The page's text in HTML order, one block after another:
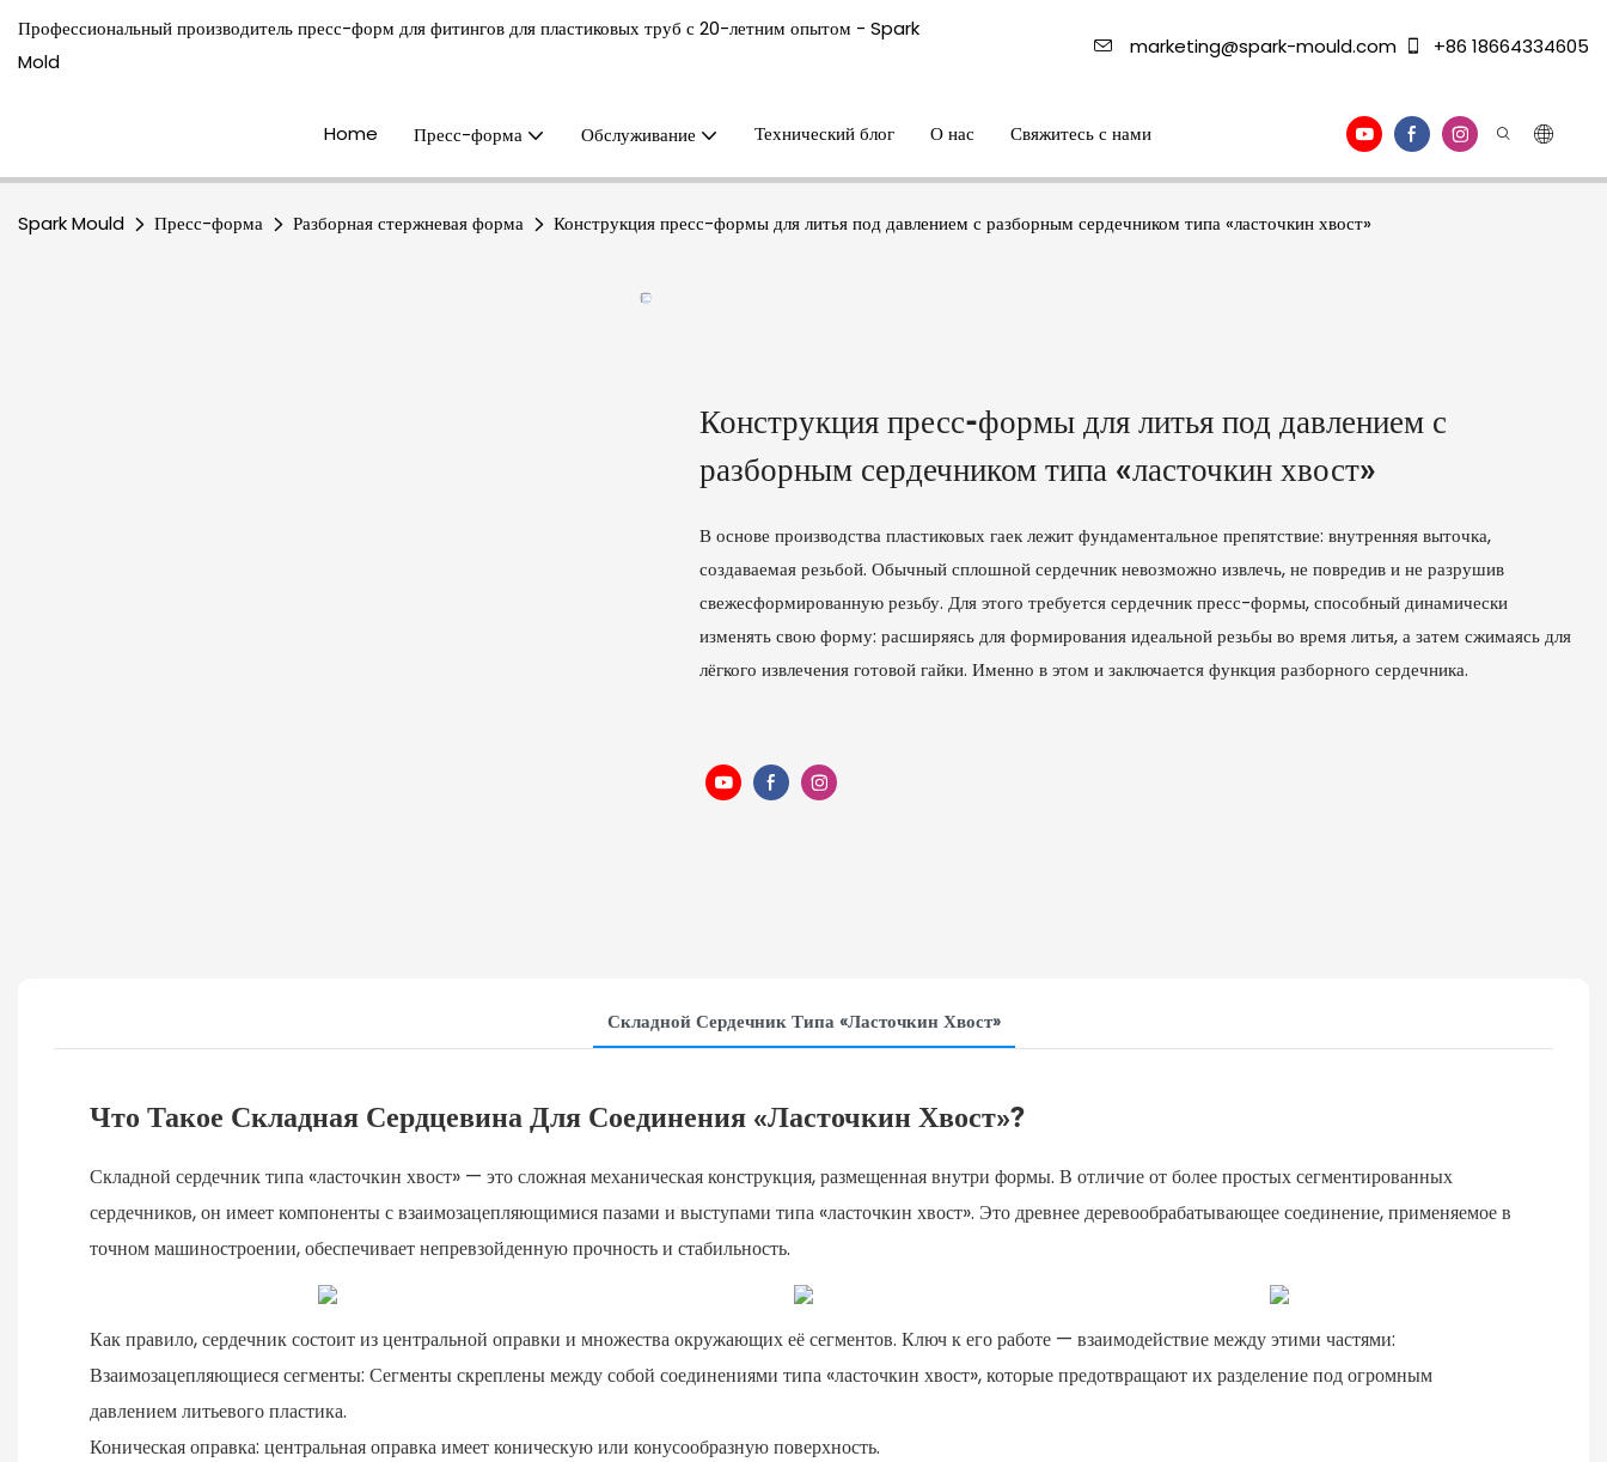
Профессиональный производитель пресс-форм для фитингов для пластиковых труб с 20-летним опытом - Spark
Mold
marketing@spark-mould.com +86 18664334605
Home Пресс-форма Обслуживание Технический блог О нас Свяжитесь с нами
Spark Mould Пресс-форма Разборная стержневая форма Конструкция пресс-формы для литья под давлением с разборным сердечником типа «ласточкин хвост»
Конструкция пресс-формы для литья под давлением с
разборным сердечником типа «ласточкин хвост»
В основе производства пластиковых гаек лежит фундаментальное препятствие: внутренняя выточка,
создаваемая резьбой. Обычный сплошной сердечник невозможно извлечь, не повредив и не разрушив
свежесформированную резьбу. Для этого требуется сердечник пресс-формы, способный динамически
изменять свою форму: расширяясь для формирования идеальной резьбы во время литья, а затем сжимаясь для
лёгкого извлечения готовой гайки. Именно в этом и заключается функция разборного сердечника.
Складной Сердечник Типа «ласточкин Хвост»
Что Такое Складная Сердцевина Для Соединения «ласточкин Хвост»?
Складной сердечник типа «ласточкин хвост» — это сложная механическая конструкция, размещенная внутри формы. В отличие от более простых сегментированных
сердечников, он имеет компоненты с взаимозацепляющимися пазами и выступами типа «ласточкин хвост». Это древнее деревообрабатывающее соединение, применяемое в
точном машиностроении, обеспечивает непревзойденную прочность и стабильность.
Как правило, сердечник состоит из центральной оправки и множества окружающих её сегментов. Ключ к его работе — взаимодействие между этими частями:
Взаимозацепляющиеся сегменты: Сегменты скреплены между собой соединениями типа «ласточкин хвост», которые предотвращают их разделение под огромным
давлением литьевого пластика.
Коническая оправка: центральная оправка имеет коническую или конусообразную поверхность.